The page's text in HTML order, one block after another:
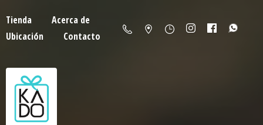
Tienda
Acerca de
Ubicación
Contacto